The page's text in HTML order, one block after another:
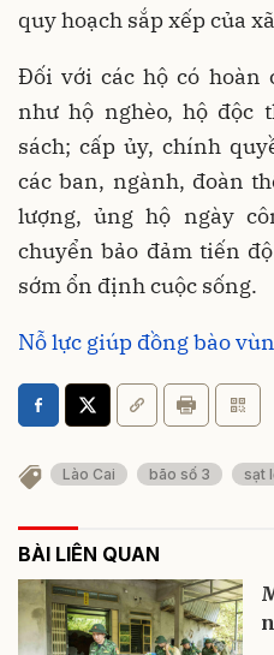
quy hoạch sắp xếp của
Đối với các hộ có hoàn
như hộ nghèo, hộ độc
sách; cấp ủy, chính
các ban, ngành, đoàn
lượng, ủng hộ ngày
chuyển bảo đảm tiến
sớm ổn định cuộc sống.
Nỗ lực giúp đồng bào
Lào Cai bão số 3 sạt
BÀI LIÊN QUAN